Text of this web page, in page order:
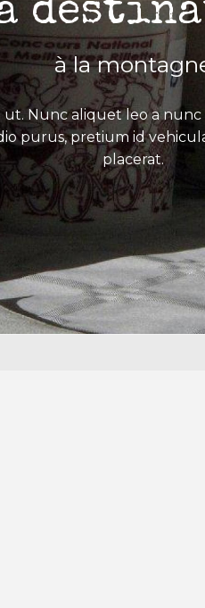
à la
Nunc aliquet leo a
purus, pretium id
placerat.